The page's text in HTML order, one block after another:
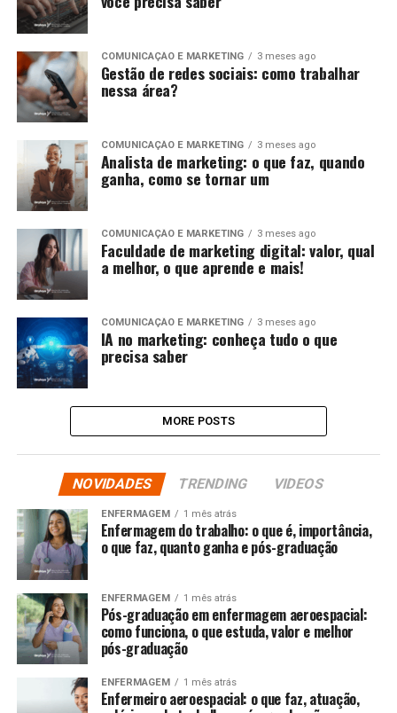
COMUNICAÇÃO E MARKETING 3 meses ago
Gestão de redes sociais: como trabalhar
nessa área?
COMUNICAÇÃO E MARKETING 3 meses ago
Analista de marketing: o que faz, quando
ganha, como se tornar um
COMUNICAÇÃO E MARKETING 3 meses ago
Faculdade de marketing digital: valor, qual
a melhor, o que aprende e mais!
COMUNICAÇÃO E MARKETING 3 meses ago
IA no marketing: conheça tudo o que
precisa saber
MORE POSTS
NOVIDADES TRENDING VIDEOS
ENFERMAGEM 1 mês atrás
Enfermagem do trabalho: o que é, importância,
o que faz, quanto ganha e pós-graduação
ENFERMAGEM 1 mês atrás
Pós-graduação em enfermagem aeroespacial:
como funciona, o que estuda, valor e melhor
pós-graduação
ENFERMAGEM 1 mês atrás
Enfermeiro aeroespacial: o que faz, atuação,